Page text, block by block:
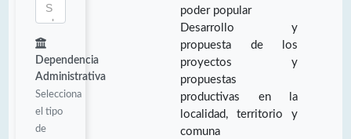
Dependencia
Administrativa
Selecciona
el tipo
de
poder popular
Desarrollo y
propuesta de los
proyectos y
propuestas
productivas en la
localidad, territorio y
comuna